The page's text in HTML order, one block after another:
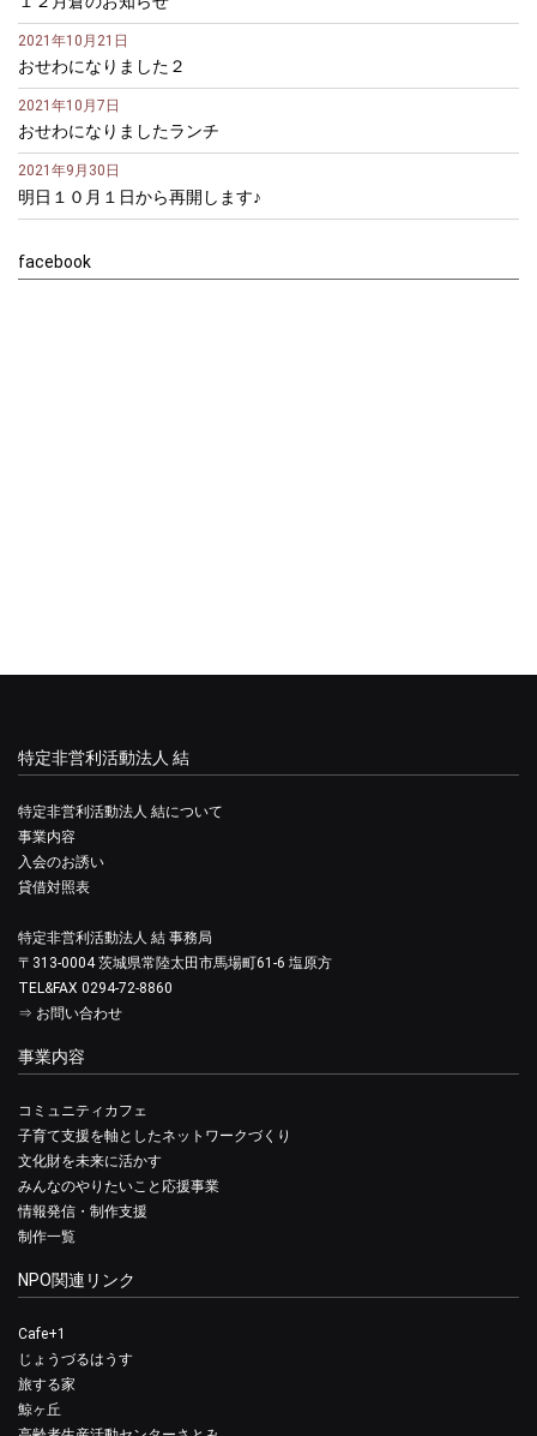
2021年10月21日
おせわになりました２
2021年10月7日
おせわになりましたランチ
2021年9月30日
明日１０月１日から再開します♪
facebook
特定非営利活動法人 結
特定非営利活動法人 結について
事業内容
入会のお誘い
貸借対照表
特定非営利活動法人 結 事務局
〒313-0004 茨城県常陸太田市馬場町61-6 塩原方
TEL&FAX 0294-72-8860
⇒ お問い合わせ
事業内容
コミュニティカフェ
子育て支援を軸としたネットワークづくり
文化財を未来に活かす
みんなのやりたいこと応援事業
情報発信・制作支援
制作一覧
NPO関連リンク
Cafe+1
じょうづるはうす
旅する家
鯨ヶ丘